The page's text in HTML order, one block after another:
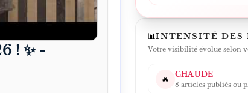
! ✨ -
📊INTENSITÉ DES
Votre visibilité évolue selon
🔥 CHAUDE
8 articles publiés ou